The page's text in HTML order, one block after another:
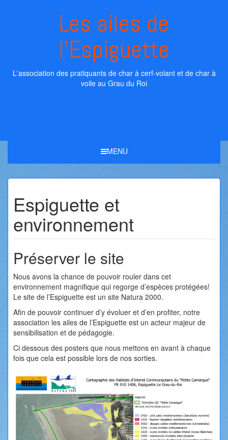
Les ailes de
l'Espiguette
L'association des pratiquants de char à cerf-volant et de char à
voile au Grau du Roi
MENU
Espiguette et
environnement
Préserver le site
Nous avons la chance de pouvoir rouler dans cet
environnement magnifique qui regorge d’espèces protégées!
Le site de l’Espiguette est un site Natura 2000.
Afin de pouvoir continuer d’y évoluer et d’en profiter, notre
association les ailes de l’Espiguette est un acteur majeur de
sensibilisation et de pédagogie.
Ci dessous des posters que nous mettons en avant à chaque
fois que cela est possible lors de nos sorties.